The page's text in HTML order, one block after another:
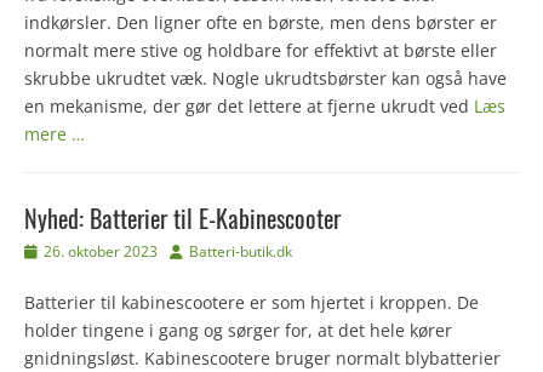
indkørsler. Den ligner ofte en børste, men dens børster er
normalt mere stive og holdbare for effektivt at børste eller
skrubbe ukrudtet væk. Nogle ukrudtsbørster kan også have
en mekanisme, der gør det lettere at fjerne ukrudt ved Læs
mere …
Nyhed: Batterier til E-Kabinescooter
Udgivet
26. oktober 2023 Forfatter
Batteri-butik.dk
Batterier til kabinescootere er som hjertet i kroppen. De
holder tingene i gang og sørger for, at det hele kører
gnidningsløst. Kabinescootere bruger normalt blybatterier